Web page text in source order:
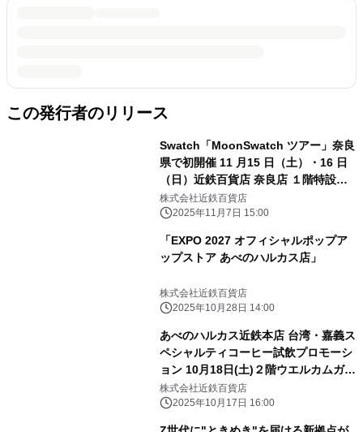
この発行者のリリース
Swatch「MoonSwatch ツアー」奈良
県で初開催 11 月15 日（土）・16 日
（日）近鉄百貨店 奈良店 １階特設会
場
株式会社近鉄百貨店
2025年11月7日 15:00
「EXPO 2027 オフィシャルポップア
ップストア あべのハルカス店」
株式会社近鉄百貨店
2025年10月28日 14:00
あべのハルカス近鉄本店 台湾・嘉義ス
ペシャルティコーヒー試飲プロモーシ
ョン 10月18日(土)２階ウエルカムガレ
リアにて開催
株式会社近鉄百貨店
2025年10月17日 16:00